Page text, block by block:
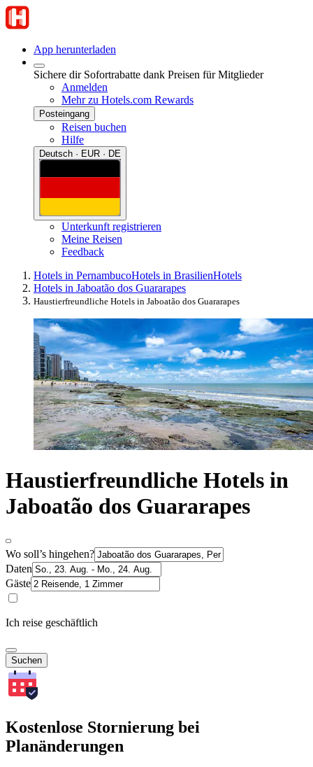
App herunterladen
Sichere dir Sofortrabatte dank Preisen für Mitglieder
Anmelden
Mehr zu Hotels.com Rewards
Posteingang
Reisen buchen
Hilfe
Deutsch · EUR · DE
Unterkunft registrieren
Meine Reisen
Feedback
Hotels in PernambucoHotels in BrasilienHotels
Hotels in Jaboatão dos Guararapes
Haustierfreundliche Hotels in Jaboatão dos Guararapes
Haustierfreundliche Hotels in
Jaboatão dos Guararapes
Wo soll’s hingehen?
Daten
Gäste
Ich reise geschäftlich
Suchen
Kostenlose Stornierung bei
Planänderungen